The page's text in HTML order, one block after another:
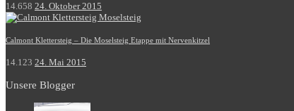
14.658 24. Oktober 2015
Calmont Klettersteig – Die Moselsteig Etappe mit Nervenkitzel
14.123 24. Mai 2015
Unsere Blogger